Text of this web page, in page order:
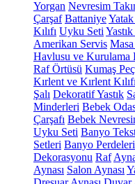
Yorgan Nevresim
Çarşaf Battaniye
Kılıfı Uyku Seti
Amerikan Servis
Havlusu ve Kurulama
Raf Örtüsü Kumaş
Kırlent ve Kırlent Kılıfı
Şalı Dekoratif Yastık
Minderleri Bebek
Çarşafı Bebek
Uyku Seti Banyo
Setleri Banyo Perdeleri
Dekorasyonu Raf
Aynası Salon Aynası